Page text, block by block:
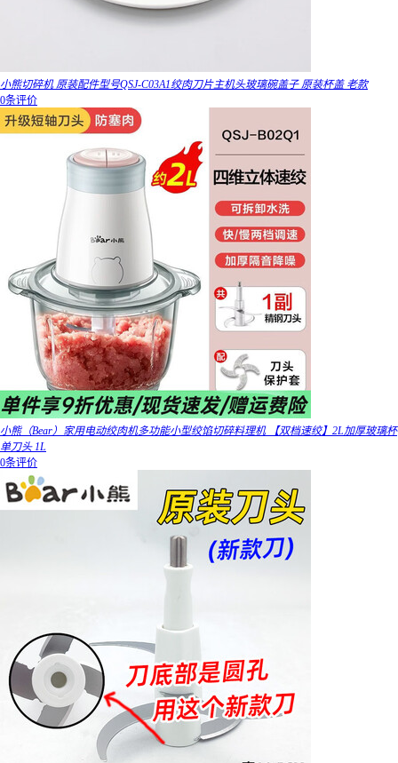
小熊切碎机 原装配件型号QSJ-C03A1绞肉刀片主机头玻璃碗盖子 原装杯盖 老款
0条评价
小熊（Bear）家用电动绞肉机多功能小型绞馅切碎料理机 【双档速绞】2L加厚玻璃杯
单刀头 1L
0条评价